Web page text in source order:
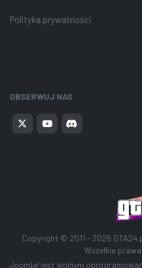
Polityka prywatności
OBSERWUJ NAS
Copyright © 2011 - 2026
Wszelkie
Joomla! jest wolnym